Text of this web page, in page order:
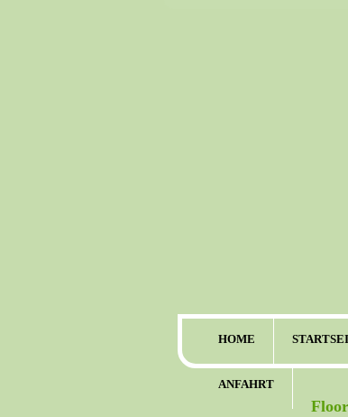
HOME
ANFAHRT